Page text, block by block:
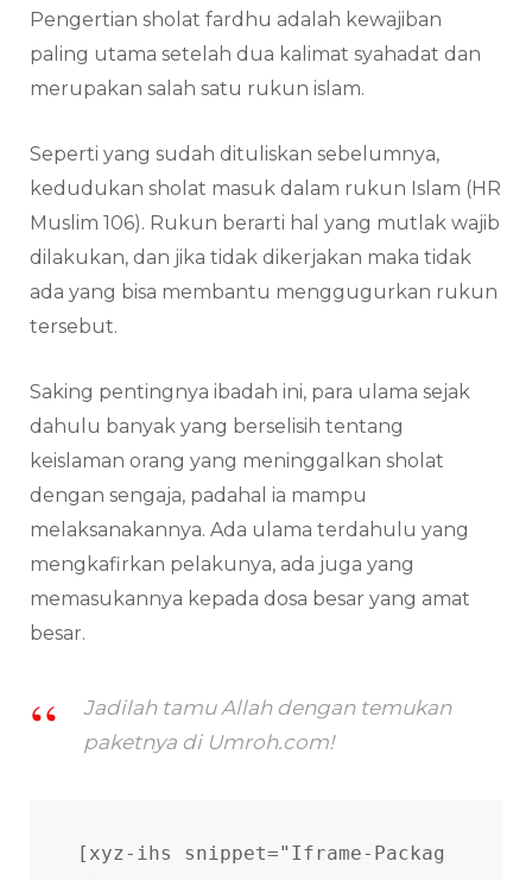
Pengertian sholat fardhu adalah kewajiban
paling utama setelah dua kalimat syahadat dan
merupakan salah satu rukun islam.
Seperti yang sudah dituliskan sebelumnya,
kedudukan sholat masuk dalam rukun Islam (HR
Muslim 106). Rukun berarti hal yang mutlak wajib
dilakukan, dan jika tidak dikerjakan maka tidak
ada yang bisa membantu menggugurkan rukun
tersebut.
Saking pentingnya ibadah ini, para ulama sejak
dahulu banyak yang berselisih tentang
keislaman orang yang meninggalkan sholat
dengan sengaja, padahal ia mampu
melaksanakannya. Ada ulama terdahulu yang
mengkafirkan pelakunya, ada juga yang
memasukannya kepada dosa besar yang amat
besar.
Jadilah tamu Allah dengan temukan
paketnya di Umroh.com!
[xyz-ihs snippet="Iframe-Packag